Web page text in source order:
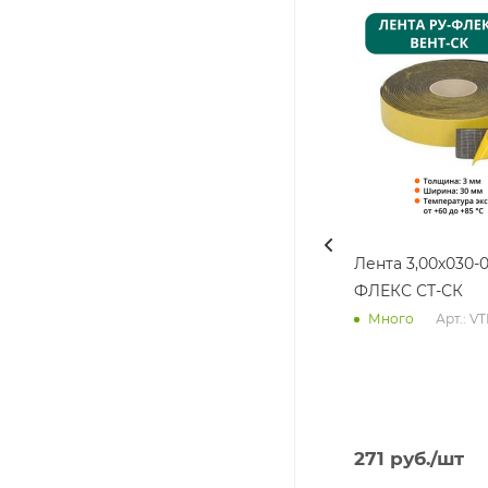
Лента 3,00х030-
ФЛЕКС СТ-СК
Много Арт.:
271 руб./шт